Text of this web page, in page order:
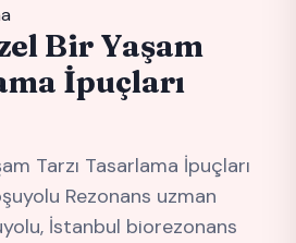
Bir Yaşam
İpuçları
Tarzı Tasarlama İpuçları
Rezonans uzman
İstanbul biorezonans